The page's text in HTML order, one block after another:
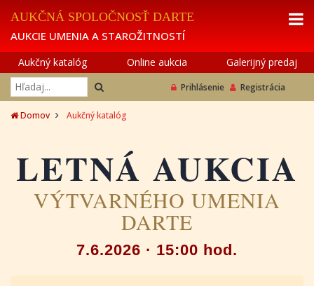
AUKČNÁ SPOLOČNOSŤ DARTE
AUKCIE UMENIA A STAROŽITNOSTÍ
Aukčný katalóg Online aukcia Galerijný predaj
Prihlásenie Registrácia
Domov Aukčný katalóg
LETNÁ AUKCIA
VÝTVARNÉHO UMENIA
DARTE
7.6.2026 · 15:00 hod.